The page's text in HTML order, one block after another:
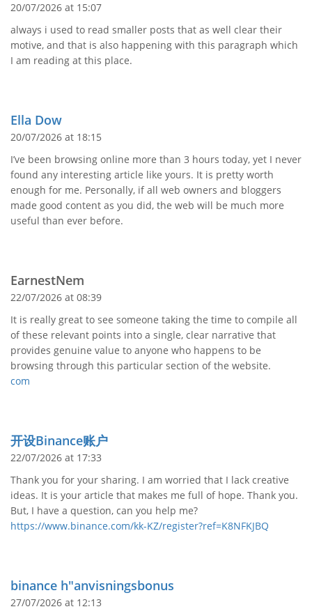
20/07/2026 at 15:07
always i used to read smaller posts that as well clear their
motive, and that is also happening with this paragraph which
I am reading at this place.
Ella Dow
20/07/2026 at 18:15
I’ve been browsing online more than 3 hours today, yet I never
found any interesting article like yours. It is pretty worth
enough for me. Personally, if all web owners and bloggers
made good content as you did, the web will be much more
useful than ever before.
EarnestNem
22/07/2026 at 08:39
It is really great to see someone taking the time to compile all
of these relevant points into a single, clear narrative that
provides genuine value to anyone who happens to be
browsing through this particular section of the website.
com
开设Binance账户
22/07/2026 at 17:33
Thank you for your sharing. I am worried that I lack creative
ideas. It is your article that makes me full of hope. Thank you.
But, I have a question, can you help me?
https://www.binance.com/kk-KZ/register?ref=K8NFKJBQ
binance h"anvisningsbonus
27/07/2026 at 12:13